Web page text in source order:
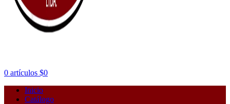
0 artículos $0
Inicio
Catálogo